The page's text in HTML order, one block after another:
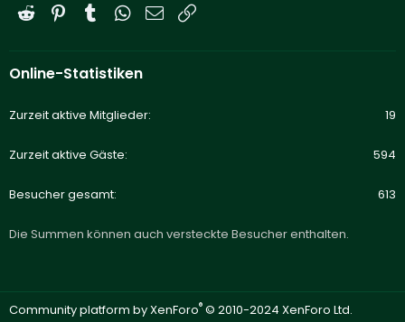
Reddit PinterestTumblrWhatsApp
E-Mail
Online-Statistiken
Zurzeit aktive Mitglieder 19
Zurzeit aktive Gäste 594
Besucher gesamt 613
Die Summen können auch versteckte Besucher enthalten.
Community platform by XenForo® © 2010-2024 XenForo Ltd.